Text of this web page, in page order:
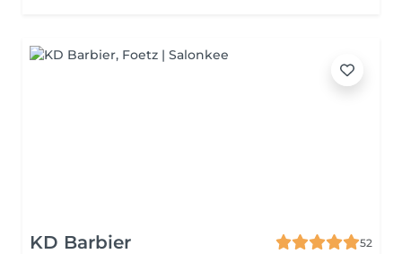
KD Barbier
52